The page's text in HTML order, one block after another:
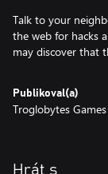
Talk to your
the web for hacks
may discover that
Publikoval(a)
Troglobytes Games
Hrát s